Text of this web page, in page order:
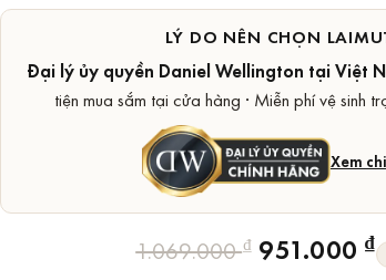
LÝ DO NÊN CHỌN
Đại lý ủy quyền Daniel Wellington tại Việt
tiện mua sắm tại cửa hàng · Miễn phí vệ sinh
Xem
1.069.000₫ Giá
951.000 ₫
Giá